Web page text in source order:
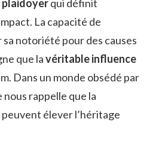
plaidoyerqui définit
La capacité de
notoriété pour des causes
que lavéritable influence
Dans un monde obsédé par
nous rappelle que la
élever l’héritage